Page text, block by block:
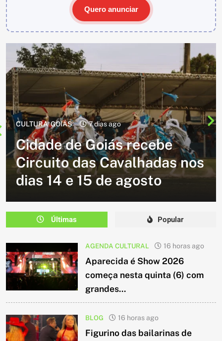
Quero anunciar
CULTURA 2 semanas ago
Cavalgada do Batom está de
volta e promete reunir
milhares de participantes
em Caldazinha
Últimas Popular
AGENDA CULTURAL 16 horas ago
Aparecida é Show 2026
começa nesta quinta (6) com
grandes...
BLOG 16 horas ago
Figurino das bailarinas de